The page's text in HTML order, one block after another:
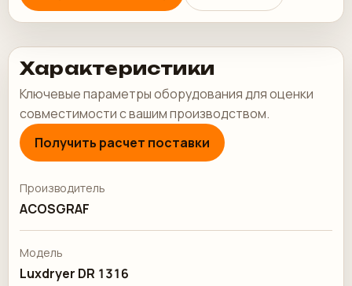
Характеристики
Ключевые параметры оборудования для оценки
совместимости с вашим производством.
Получить расчет поставки
Производитель
ACOSGRAF
Модель
Luxdryer DR 1316